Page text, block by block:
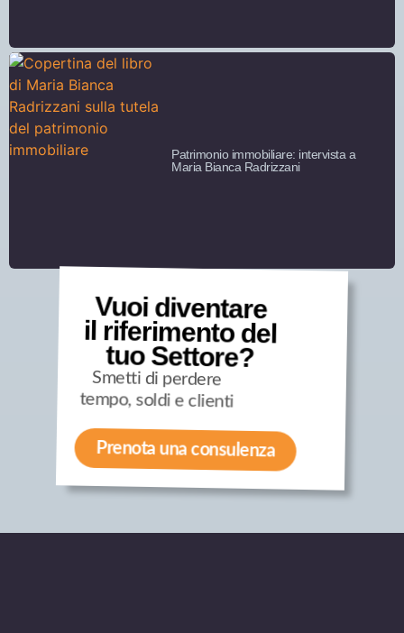
Patrimonio immobiliare: intervista a
Maria Bianca Radrizzani
Vuoi diventare
il riferimento del
tuo Settore?
Smetti di perdere
tempo, soldi e clienti
Prenota una consulenza